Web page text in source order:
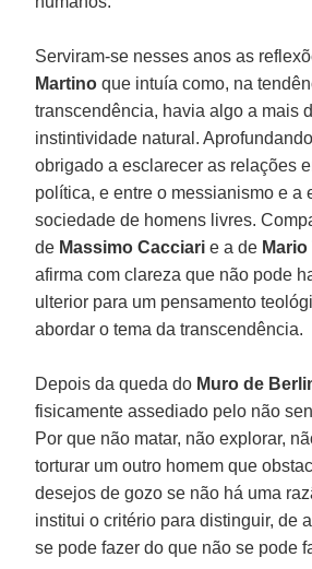
Serviram-se nesses anos as
Martinoque intuía como, na
transcendência, havia algo a mais
instintividade natural.
obrigado a esclarecer as relações
política, e entre o messianismo e a
sociedade de homens livres.
de Massimo Cacciarie a de
afirma com clareza que não pode
ulterior para um pensamento
abordar o tema da transcendência.
Depois da queda do Muro de
fisicamente assediado pelo não
Por que não matar, não explorar,
torturar um outro homem que
desejos de gozo se não há uma
institui o critério para distinguir, de
se pode fazer do que não se pode